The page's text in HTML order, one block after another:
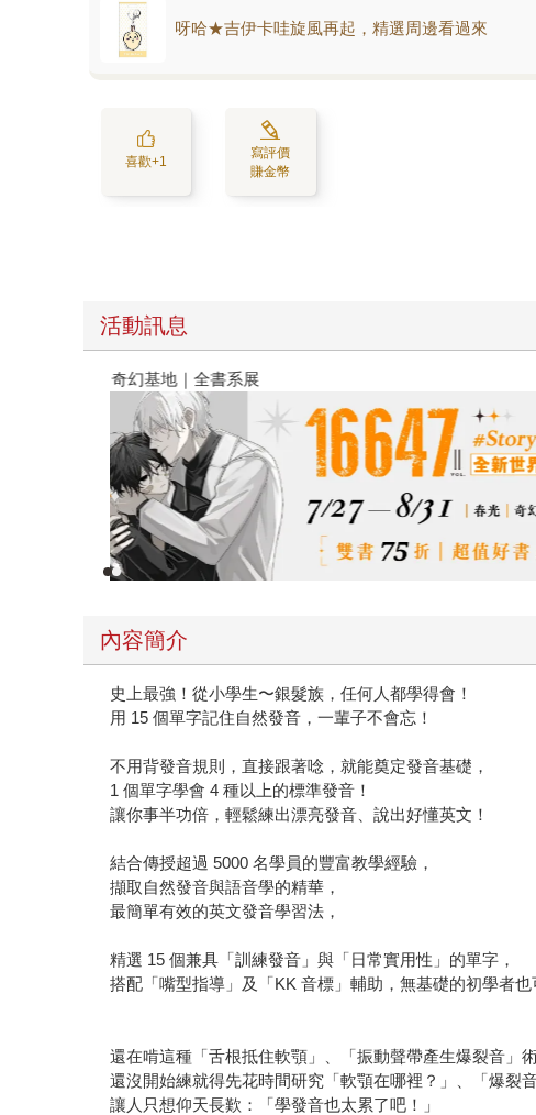
呀哈★吉伊卡哇旋風再起，精選周邊看過來
喜歡+1
寫評價
賺金幣
活動訊息
春光ｘ奇幻基地｜全書系展
內容簡介
史上最強！從小學生〜銀髮族，任何人都學得會！
用 15 個單字記住自然發音，一輩子不會忘！
不用背發音規則，直接跟著唸，就能奠定發音基礎，
1 個單字學會 4 種以上的標準發音！
讓你事半功倍，輕鬆練出漂亮發音、說出好懂英文！
結合傳授超過 5000 名學員的豐富教學經驗，
擷取自然發音與語音學的精華，
最簡單有效的英文發音學習法，
精選 15 個兼具「訓練發音」與「日常實用性」的單字，
搭配「嘴型指導」及「KK 音標」輔助，無基礎的初學者也
還在啃這種「舌根抵住軟顎」、「振動聲帶產生爆裂音」
還沒開始練就得先花時間研究「軟顎在哪裡？」、「爆裂
讓人只想仰天長歎：「學發音也太累了吧！」